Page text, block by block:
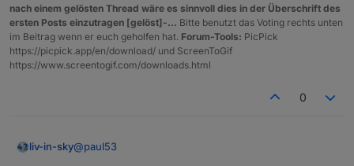
javascript.0
2020-09-08 19:50:40.952 info
javascript.0
2020-09-08 19:50:40.952 info
javascript.0
2020-09-08 19:50:40.952 info
javascript.0
javascript.0
const url = 'https://corona-ampel.gv.at/sites/
schedule('* * * * *', function() {
request({url: url, agent: new Agent({
        let arr = JSON.parse(json).warnstufen;
        for(let i = 0; i < arr.length; i++) {
        if(msg) log(msg);
nach einem gelösten Thread wäre es sinnvoll dies in der Überschrift des
ersten Posts einzutragen [gelöst]-... Bitte benutzt das Voting rechts unten
im Beitrag wenn er euch geholfen hat. Forum-Tools: PicPick
https://picpick.app/en/download/ und ScreenToGif
https://www.screentogif.com/downloads.html
0
liv-in-sky@paul53